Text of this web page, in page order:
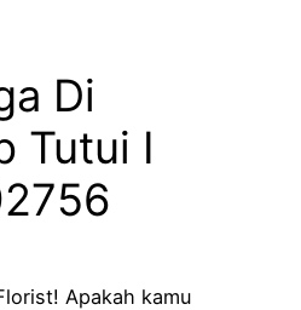
Di
Tutui I
Apakah kamu